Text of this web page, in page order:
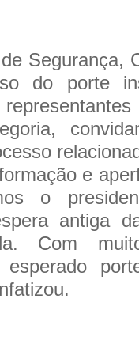
Segurança,
do porte
e
o
antiga
Com